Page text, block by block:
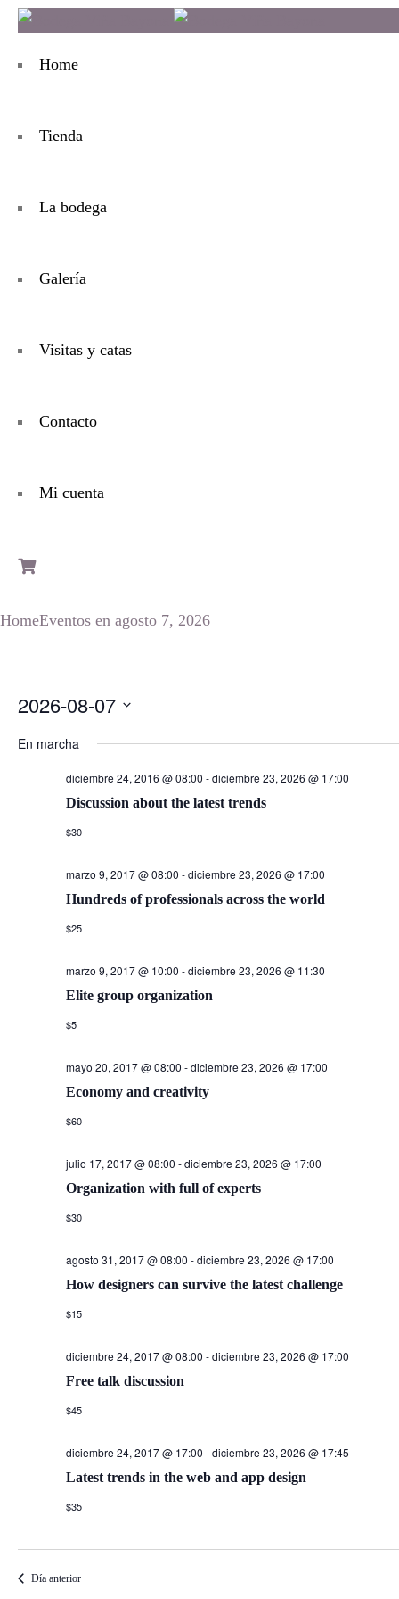
Home
Tienda
La bodega
Galería
Visitas y catas
Contacto
Mi cuenta
HomeEventos en agosto 7, 2026
2026-08-07
En marcha
diciembre 24, 2016 @ 08:00 -diciembre 23, 2026 @ 17:00
Discussion about the latest trends
$30
marzo 9, 2017 @ 08:00 -diciembre 23, 2026 @ 17:00
Hundreds of professionals across the world
$25
marzo 9, 2017 @ 10:00 -diciembre 23, 2026 @ 11:30
Elite group organization
$5
mayo 20, 2017 @ 08:00 -diciembre 23, 2026 @ 17:00
Economy and creativity
$60
julio 17, 2017 @ 08:00 -diciembre 23, 2026 @ 17:00
Organization with full of experts
$30
agosto 31, 2017 @ 08:00 -diciembre 23, 2026 @ 17:00
How designers can survive the latest challenge
$15
diciembre 24, 2017 @ 08:00 -diciembre 23, 2026 @ 17:00
Free talk discussion
$45
diciembre 24, 2017 @ 17:00 -diciembre 23, 2026 @ 17:45
Latest trends in the web and app design
$35
Día anterior